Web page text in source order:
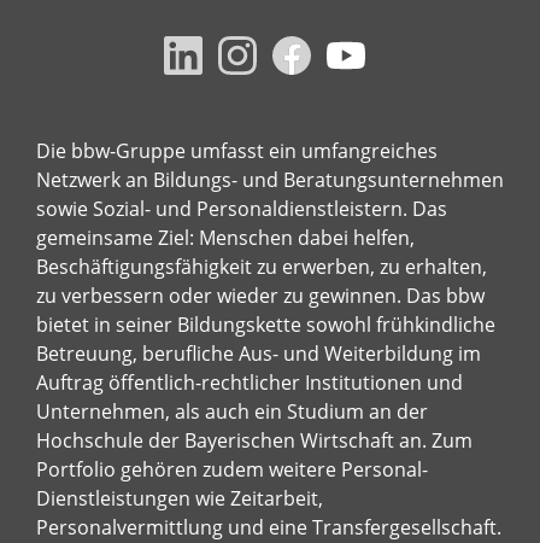
Die bbw-Gruppe umfasst ein umfangreiches
Netzwerk an Bildungs- und Beratungsunternehmen
sowie Sozial- und Personaldienstleistern. Das
gemeinsame Ziel: Menschen dabei helfen,
Beschäftigungsfähigkeit zu erwerben, zu erhalten,
zu verbessern oder wieder zu gewinnen. Das bbw
bietet in seiner Bildungskette sowohl frühkindliche
Betreuung, berufliche Aus- und Weiterbildung im
Auftrag öffentlich-rechtlicher Institutionen und
Unternehmen, als auch ein Studium an der
Hochschule der Bayerischen Wirtschaft an. Zum
Portfolio gehören zudem weitere Personal-
Dienstleistungen wie Zeitarbeit,
Personalvermittlung und eine Transfergesellschaft.